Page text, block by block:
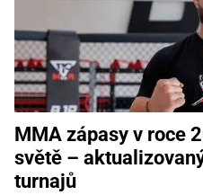
MMA zápasy v roce
světě –
turnajů